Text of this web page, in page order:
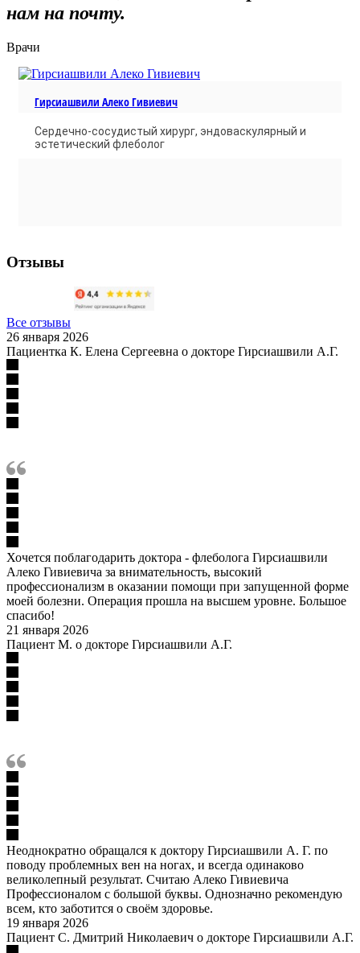
нам на почту.
Врачи
Гирсиашвили Алеко Гивиевич
Cердечно-сосудистый хирург, эндоваскулярный и
эстетический флеболог
Отзывы
Все отзывы
26 января 2026
Пациентка К. Елена Сергеевна о докторе Гирсиашвили А.Г.
Хочется поблагодарить доктора - флеболога Гирсиашвили
Алеко Гивиевича за внимательность, высокий
профессионализм в оказании помощи при запущенной форме
моей болезни. Операция прошла на высшем уровне. Большое
спасибо!
21 января 2026
Пациент М. о докторе Гирсиашвили А.Г.
Неоднократно обращался к доктору Гирсиашвили А. Г. по
поводу проблемных вен на ногах, и всегда одинаково
великолепный результат. Считаю Алеко Гивиевича
Профессионалом с большой буквы. Однозначно рекомендую
всем, кто заботится о своём здоровье.
19 января 2026
Пациент С. Дмитрий Николаевич о докторе Гирсиашвили А.Г.